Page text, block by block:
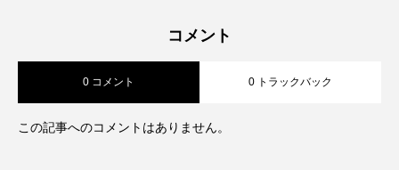
コメント
0 コメント 0 トラックバック
この記事へのコメントはありません。